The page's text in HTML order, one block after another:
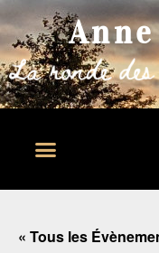
« Tous les